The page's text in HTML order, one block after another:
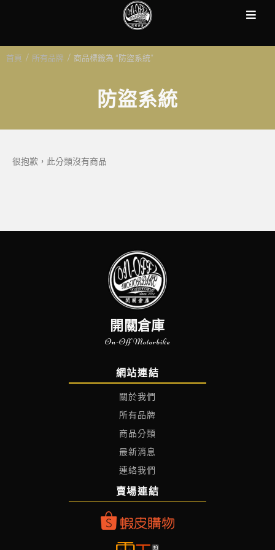
首頁 / 所有品牌 / 商品標籤為 “防盜系統”
防盜系統
很抱歉，此分類沒有商品
開關倉庫
On-Off Motorbike
網站連結
關於我們
所有品牌
商品分類
最新消息
連絡我們
賣場連結